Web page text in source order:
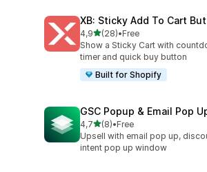
XB: Sticky Add To Cart
4,95 yıldız üzerinden
(28)
toplam 28 değerlendirme
•Free
Show a Sticky Cart with
timer and quick buy button
Built for Shopify
GSC Popup & Email Pop
4,75 yıldız üzerinden
(8)
toplam 8 değerlendirme
•Free
Upsell with email pop up,
intent pop up window